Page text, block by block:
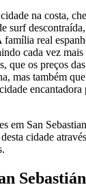
na costa,
surf
família real
cada vez
que os preços
mas também
encantadora
em San
cidade